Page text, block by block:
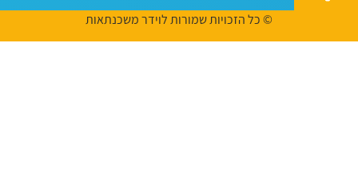
© כל הזכויות שמורות לוידר משכנתאות